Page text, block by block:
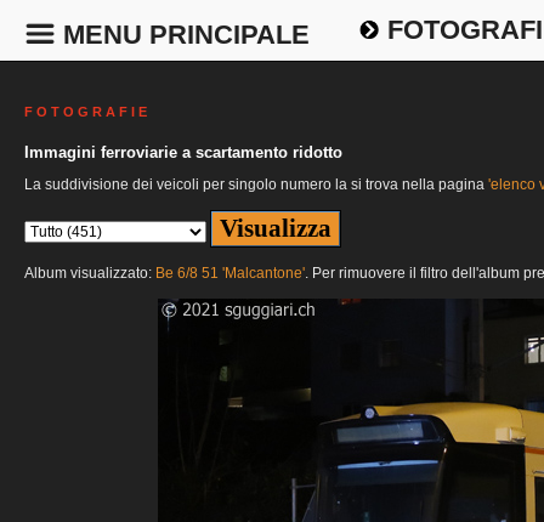
MENU PRINCIPALE
F O T O G R A F I E
Immagini ferroviarie a scartamento ridotto
La suddivisione dei veicoli per singolo numero la si trova nella pagina 'elenco
Album visualizzato: Be 6/8 51 'Malcantone'. Per rimuovere il filtro dell'album